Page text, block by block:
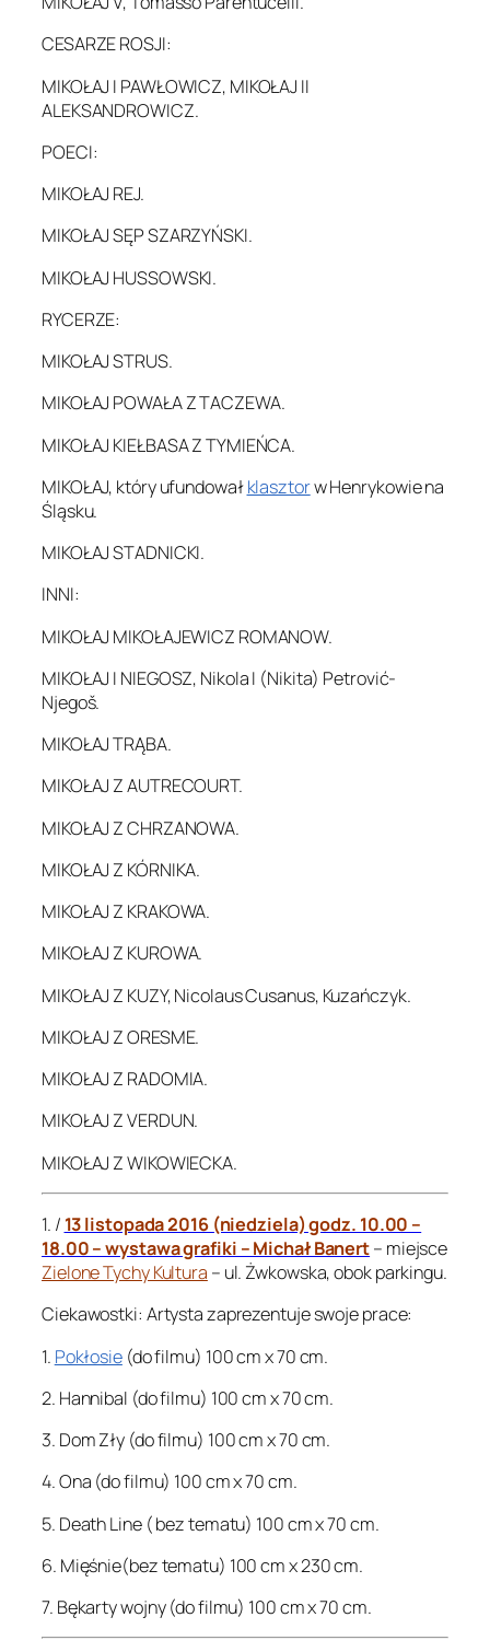
CESARZE ROSJI:
MIKOŁAJ I PAWŁOWICZ, MIKOŁAJ II
ALEKSANDROWICZ.
POECI:
MIKOŁAJ REJ.
MIKOŁAJ SĘP SZARZYŃSKI.
MIKOŁAJ HUSSOWSKI.
RYCERZE:
MIKOŁAJ STRUS.
MIKOŁAJ POWAŁA Z TACZEWA.
MIKOŁAJ KIEŁBASA Z TYMIEŃCA.
MIKOŁAJ, który ufundowałklasztorw Henrykowie na
Śląsku.
MIKOŁAJ STADNICKI.
INNI:
MIKOŁAJ MIKOŁAJEWICZ ROMANOW.
MIKOŁAJ I NIEGOSZ, Nikola I (Nikita) Petrović-
Njegoš.
MIKOŁAJ TRĄBA.
MIKOŁAJ Z AUTRECOURT.
MIKOŁAJ Z CHRZANOWA.
MIKOŁAJ Z KÓRNIKA.
MIKOŁAJ Z KRAKOWA.
MIKOŁAJ Z KUROWA.
MIKOŁAJ Z KUZY, Nicolaus Cusanus, Kuzańczyk.
MIKOŁAJ Z ORESME.
MIKOŁAJ Z RADOMIA.
MIKOŁAJ Z VERDUN.
MIKOŁAJ Z WIKOWIECKA.
1. / 13 listopada 2016 (niedziela) godz. 10.00 –
18.00 – wystawa grafiki – Michał Banert– miejsce
Zielone Tychy Kultura – ul. Żwkowska, obok parkingu.
Ciekawostki: Artysta zaprezentuje swoje prace:
1. Pokłosie(do filmu) 100 cm x 70 cm.
2. Hannibal (do filmu) 100 cm x 70 cm.
3. Dom Zły (do filmu) 100 cm x 70 cm.
4. Ona (do filmu) 100 cm x 70 cm.
5. Death Line ( bez tematu) 100 cm x 70 cm.
6. Mięśnie(bez tematu) 100 cm x 230 cm.
7. Bękarty wojny (do filmu) 100 cm x 70 cm.